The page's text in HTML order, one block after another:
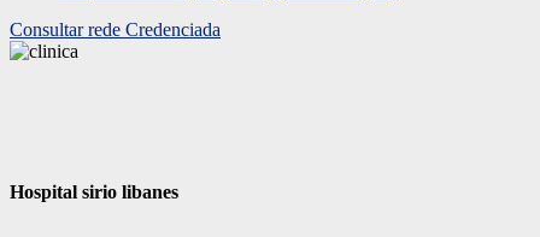
Consultar rede Credenciada
Hospital sirio libanes